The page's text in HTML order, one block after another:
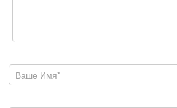
Ваше имя